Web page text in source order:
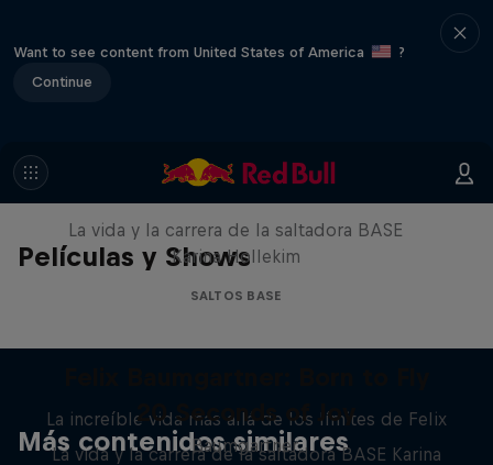
Want to see content from United States of America
?
Continue
Películas y Shows
20 Seconds of Joy
La vida y la carrera de la saltadora BASE
Karina Hollekim
SALTOS BASE
Más contenidos similares
La increíble vida más allá de los límites de Felix
Baumgartner.
20 Seconds of Joy
La vida y la carrera de la saltadora BASE Karina